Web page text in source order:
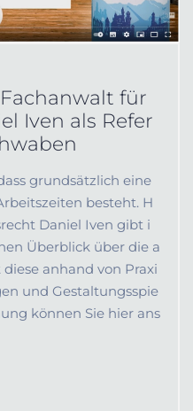
für
Iven als Refer
grundsätzlich eine
besteht. H
Daniel Iven gibt i
Überblick über die a
anhand von Praxi
und Gestaltungsspie
können Sie hier ans